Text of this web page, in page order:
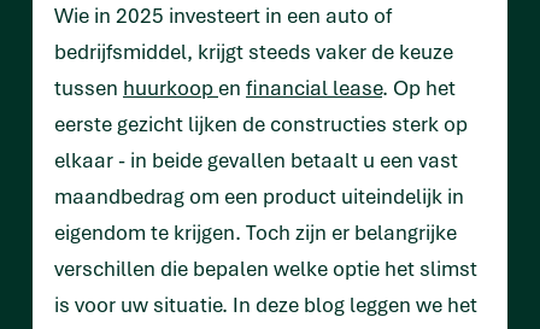
Wie in 2025 investeert in een auto of
bedrijfsmiddel, krijgt steeds vaker de keuze
tussen huurkoop en financial lease. Op het
eerste gezicht lijken de constructies sterk op
elkaar - in beide gevallen betaalt u een vast
maandbedrag om een product uiteindelijk in
eigendom te krijgen. Toch zijn er belangrijke
verschillen die bepalen welke optie het slimst
is voor uw situatie. In deze blog leggen we het